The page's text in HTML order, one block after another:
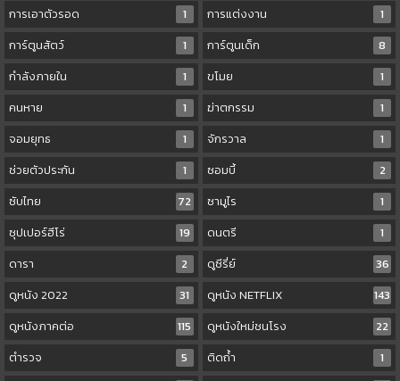
การเอาตัวรอด
1 การแต่งงาน
1
การ์ตูนสัตว์
1 การ์ตูนเด็ก
8
กำลังภายใน
1 ขโมย
1
คนหาย
1 ฆ่าตกรรม
1
จอมยุทธ
1 จักรวาล
1
ช่วยตัวประกัน
1 ซอมบี้
2
ซับไทย
72 ซามูไร
1
ซุปเปอร์ฮีโร่
19 ดนตรี
1
ดารา
2 ดูซีรี่ย์
36
ดูหนัง 2022
31 ดูหนัง NETFLIX
143
ดูหนังภาคต่อ
115 ดูหนังใหม่ชนโรง
22
ตำรวจ
5 ติดถ้ำ
1